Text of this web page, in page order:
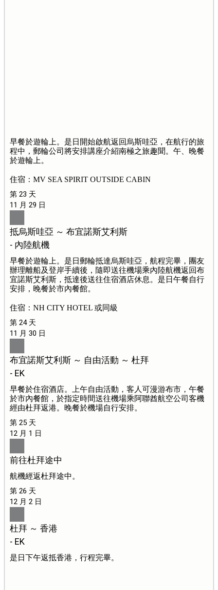
早餐於遊輪上。是日開始啟航返回烏斯哇亞，在航行的旅
程中，郵輪公司將安排講座介紹南極之旅趣聞。午、晚餐
於遊輪上。
住宿：MV SEA SPIRIT OUTSIDE CABIN
第 23 天
11 月 29 日
抵烏斯哇亞 ～ 布宜諾斯艾利斯
- 內陸航機
早餐於遊輪上。是日郵輪抵達烏斯哇亞，航程完畢，團友
辦理離船及登岸手續後，隨即送往機場乘內陸航機返回布
宜諾斯艾利斯，抵達後送往住宿酒店休息。是日午餐自行
安排，晚餐於市內餐館。
住宿：NH CITY HOTEL 或同級
第 24 天
11 月 30 日
布宜諾斯艾利斯 ～ 自由活動 ～ 杜拜
- EK
早餐於住宿酒店。上午自由活動，客人可漫游布市，午餐
於市內餐館，於指定時間送往機場乘阿聯酋航空公司客機
經由杜拜返港。晚餐於機場自行安排。
第 25 天
12 月 1 日
前往杜拜途中
航機經返杜拜途中。
第 26 天
12 月 2 日
杜拜 ～ 香港
- EK
是日下午返抵香港，行程完畢。